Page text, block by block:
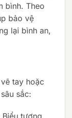
bình. Theo
bảo vệ
lại bình an,
tay hoặc
sắc: